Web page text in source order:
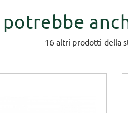
potrebbe
16 altri prodotti della